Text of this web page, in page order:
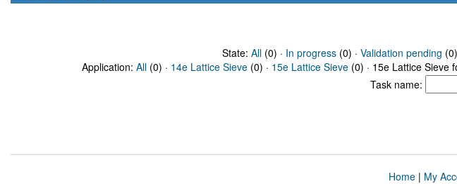
State: All(0) · In progress(0) · Validation pending
Application: All (0) · 14e Lattice Sieve (0) · 15e Lattice Sieve (0) · 15e Lattice Sieve
Task name:
Home| My